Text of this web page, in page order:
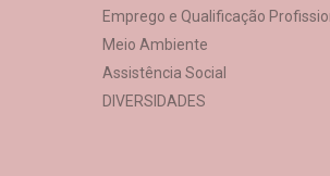
Emprego e Qualificação
Meio Ambiente
Assistência Social
DIVERSIDADES